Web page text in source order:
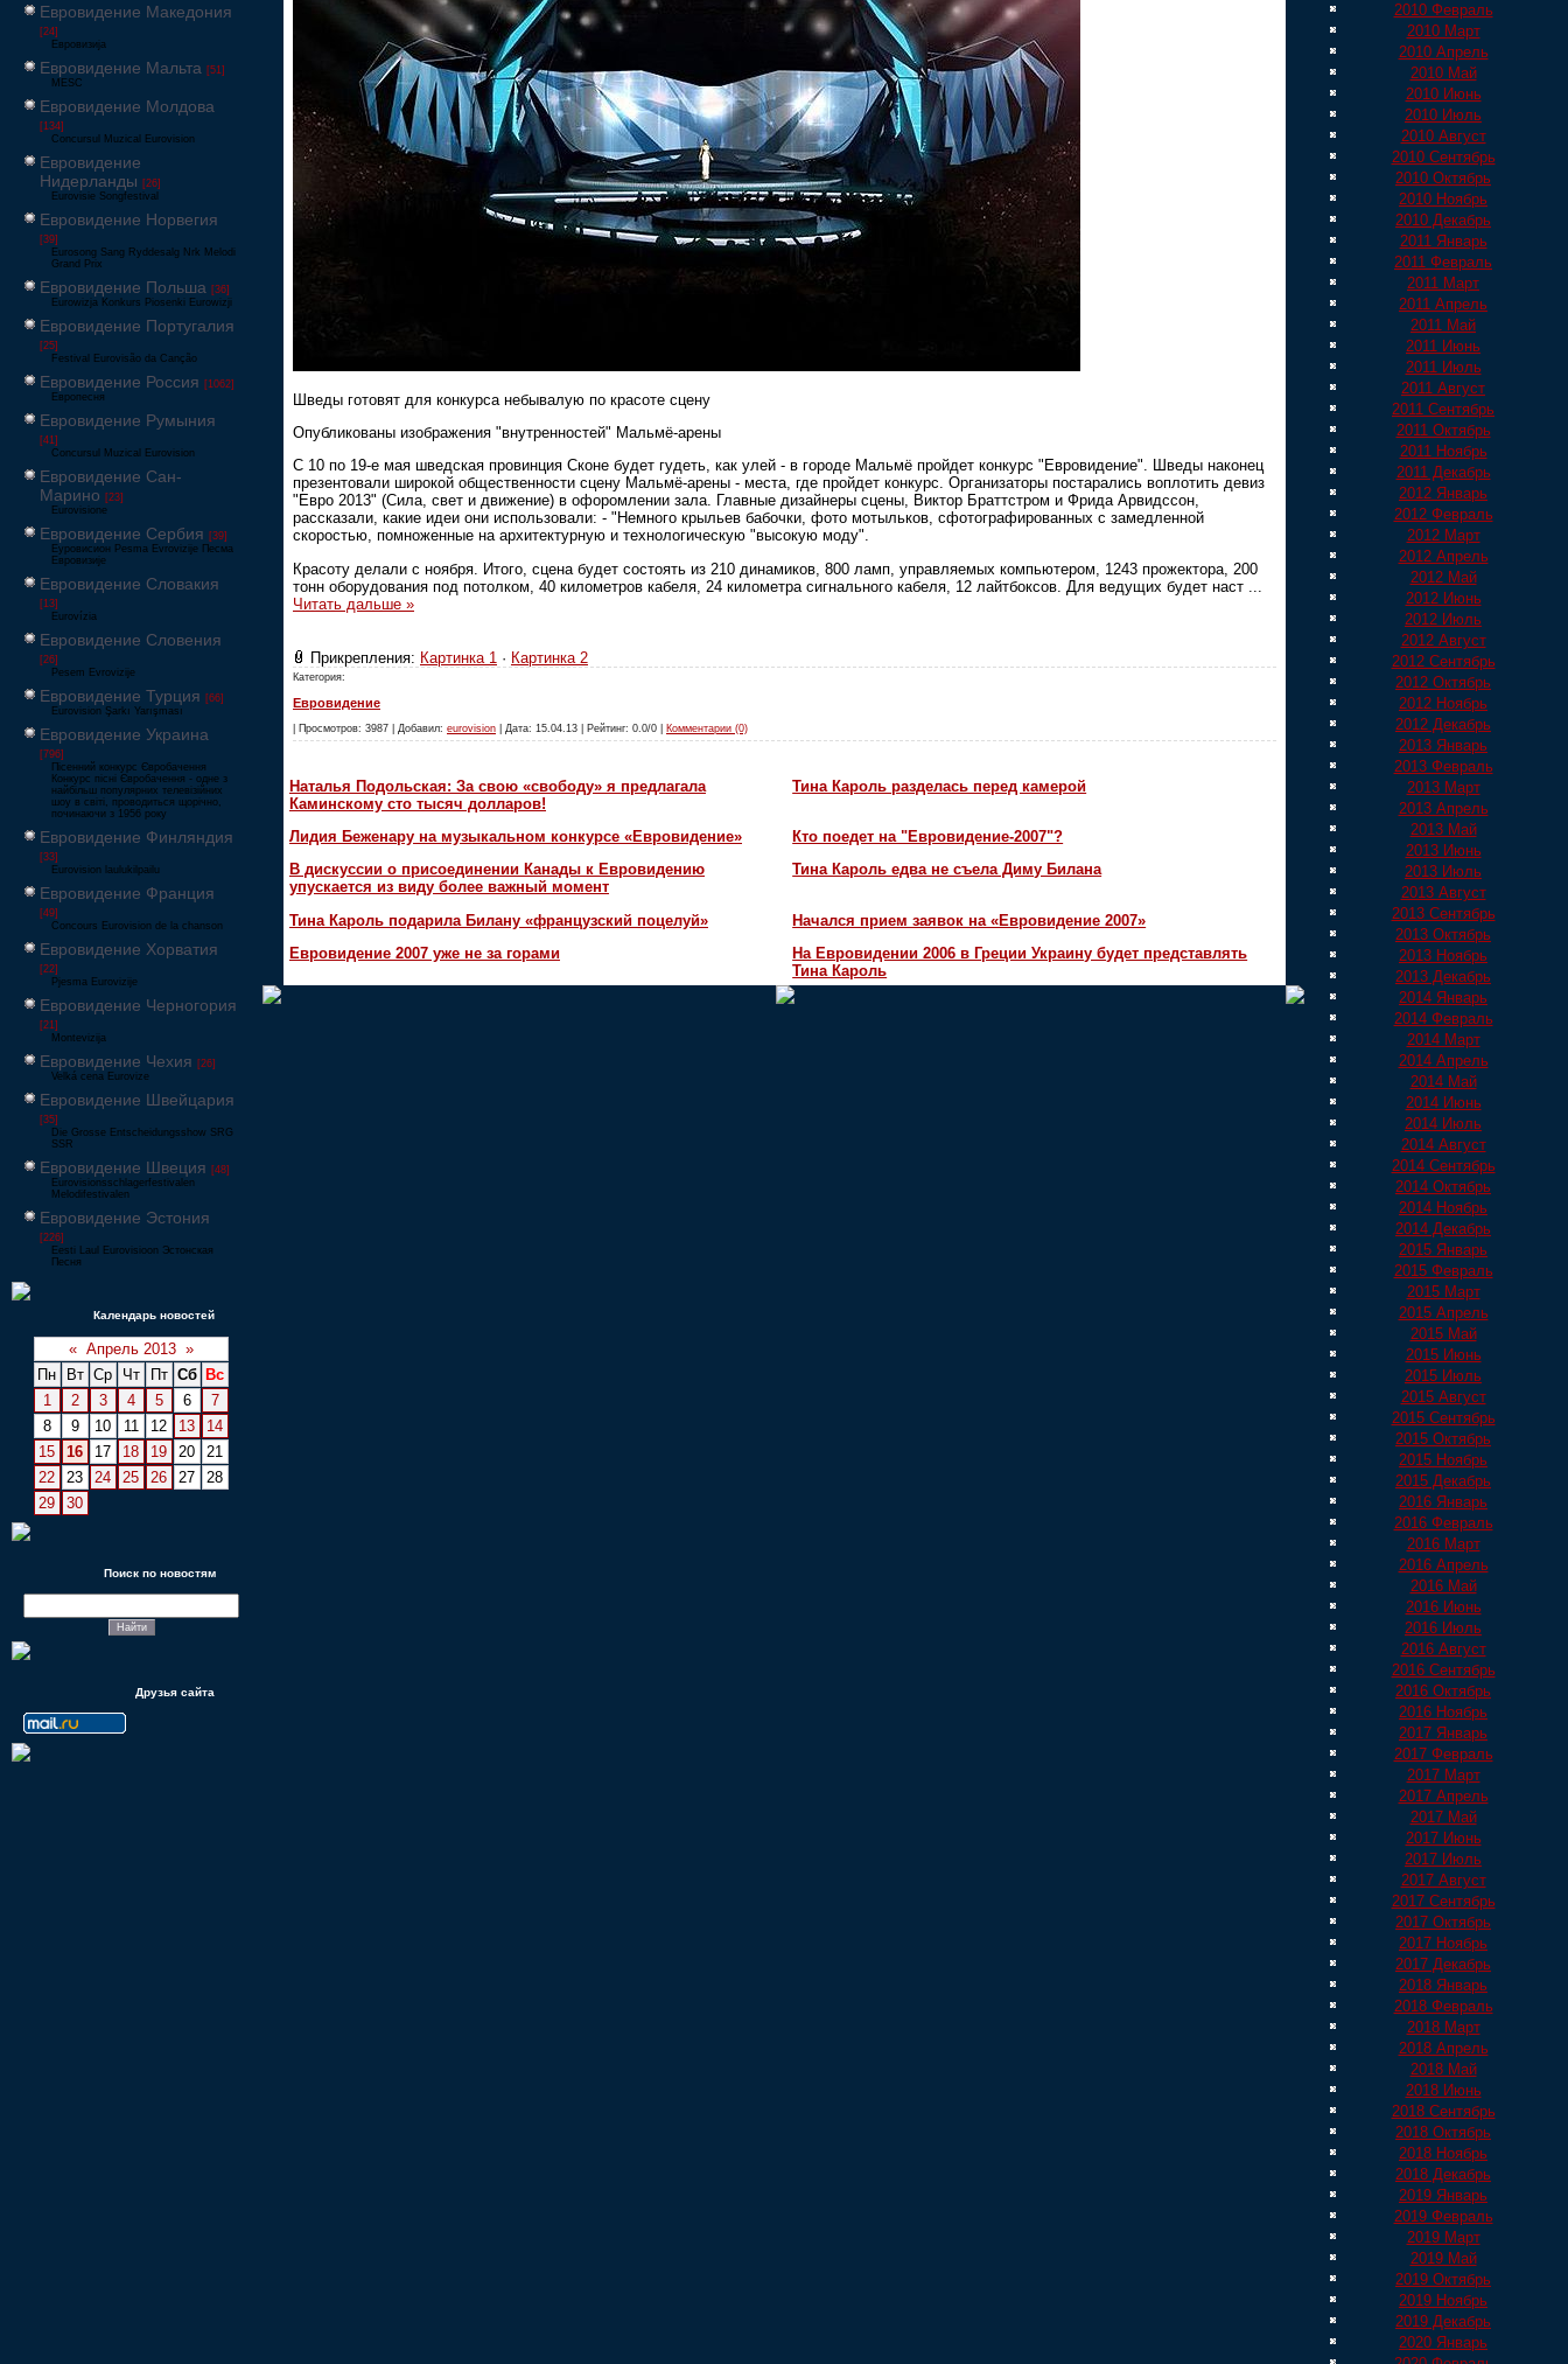
Евровидение Македония
[24]
Евровизија
Евровидение Мальта [51]
MESC
Евровидение Молдова
[134]
Concursul Muzical Eurovision
Евровидение
Нидерланды [26]
Eurovisie Songfestival
Евровидение Норвегия
[39]
Eurosong Sang Ryddesalg Nrk Melodi
Grand Prix
Евровидение Польша [36]
Eurowizja Konkurs Piosenki Eurowizji
Евровидение Португалия
[25]
Festival Eurovisão da Canção
Евровидение Россия [1062]
Европесня
Евровидение Румыния
[41]
Concursul Muzical Eurovision
Евровидение Сан-
Марино [23]
Eurovisione
Евровидение Сербия [39]
Еуровисион Pesma Evrovizije Песма
Евровизије
Евровидение Словакия
[13]
Eurovízia
Евровидение Словения
[26]
Pesem Evrovizije
Евровидение Турция [66]
Eurovision Şarkı Yarışması
Евровидение Украина
[796]
Пісенний конкурс Євробачення
Конкурс пісні Євробачення - одне з
найбільш популярних телевізійних
шоу в світі, проводиться щорічно,
починаючи з 1956 року
Евровидение Финляндия
[33]
Eurovision laulukilpailu
Евровидение Франция
[49]
Concours Eurovision de la chanson
Евровидение Хорватия
[22]
Pjesma Eurovizije
Евровидение Черногория
[21]
Montevizija
Евровидение Чехия [26]
Velká cena Eurovize
Евровидение Швейцария
[35]
Die Grosse Entscheidungsshow SRG
SSR
Евровидение Швеция [48]
Eurovisionsschlagerfestivalen
Melodifestivalen
Евровидение Эстония
[226]
Eesti Laul Eurovisioon Эстонская
Песня
Календарь новостей
« Апрель 2013 »
Пн
Вт Ср Чт Пт Сб
Вс
1
2 3 4 5 6
7
8
9 10 11 12 13
14
15
16 17 18 19 20
21
22
23 24 25 26 27
28
29
30
Поиск по новостям
Друзья сайта
Шведы готовят для конкурса небывалую по красоте сцену
Опубликованы изображения "внутренностей" Мальмё-арены
С 10 по 19-е мая шведская провинция Сконе будет гудеть, как улей - в городе Мальмё пройдет конкурс "Евровидение". Шведы наконец
презентовали широкой общественности сцену Мальмё-арены - места, где пройдет конкурс. Организаторы постарались воплотить девиз
"Евро 2013" (Сила, свет и движение) в офоромлении зала. Главные дизайнеры сцены, Виктор Браттстром и Фрида Арвидссон,
рассказали, какие идеи они использовали: - "Немного крыльев бабочки, фото мотыльков, сфотографированных с замедленной
скоростью, помноженные на архитектурную и технологическую "высокую моду".
Красоту делали с ноября. Итого, сцена будет состоять из 210 динамиков, 800 ламп, управляемых компьютером, 1243 прожектора, 200
тонн оборудования под потолком, 40 километров кабеля, 24 километра сигнального кабеля, 12 лайтбоксов. Для ведущих будет наст
Читать дальше »
Прикрепления: Картинка 1 · Картинка 2
Категория:
Евровидение
| Просмотров: 3987 | Добавил: eurovision | Дата: 15.04.13 | Рейтинг: 0.0/0 | Комментарии (0)
Наталья Подольская: За свою «свободу» я предлагала
Каминскому сто тысяч долларов!
Тина Кароль разделась перед камерой
Лидия Беженару на музыкальном конкурсе «Евровидение»
Кто поедет на "Евровидение-2007"?
В дискуссии о присоединении Канады к Евровидению
упускается из виду более важный момент
Тина Кароль едва не съела Диму Билана
Тина Кароль подарила Билану «французский поцелуй»
Начался прием заявок на «Евровидение 2007»
Евровидение 2007 уже не за горами
На Евровидении 2006 в Греции Украину будет представлять
Тина Кароль
2010 Февраль
2010 Март
2010 Апрель
2010 Май
2010 Июнь
2010 Июль
2010 Август
2010 Сентябрь
2010 Октябрь
2010 Ноябрь
2010 Декабрь
2011 Январь
2011 Февраль
2011 Март
2011 Апрель
2011 Май
2011 Июнь
2011 Июль
2011 Август
2011 Сентябрь
2011 Октябрь
2011 Ноябрь
2011 Декабрь
2012 Январь
2012 Февраль
2012 Март
2012 Апрель
2012 Май
2012 Июнь
2012 Июль
2012 Август
2012 Сентябрь
2012 Октябрь
2012 Ноябрь
2012 Декабрь
2013 Январь
2013 Февраль
2013 Март
2013 Апрель
2013 Май
2013 Июнь
2013 Июль
2013 Август
2013 Сентябрь
2013 Октябрь
2013 Ноябрь
2013 Декабрь
2014 Январь
2014 Февраль
2014 Март
2014 Апрель
2014 Май
2014 Июнь
2014 Июль
2014 Август
2014 Сентябрь
2014 Октябрь
2014 Ноябрь
2014 Декабрь
2015 Январь
2015 Февраль
2015 Март
2015 Апрель
2015 Май
2015 Июнь
2015 Июль
2015 Август
2015 Сентябрь
2015 Октябрь
2015 Ноябрь
2015 Декабрь
2016 Январь
2016 Февраль
2016 Март
2016 Апрель
2016 Май
2016 Июнь
2016 Июль
2016 Август
2016 Сентябрь
2016 Октябрь
2016 Ноябрь
2017 Январь
2017 Февраль
2017 Март
2017 Апрель
2017 Май
2017 Июнь
2017 Июль
2017 Август
2017 Сентябрь
2017 Октябрь
2017 Ноябрь
2017 Декабрь
2018 Январь
2018 Февраль
2018 Март
2018 Апрель
2018 Май
2018 Июнь
2018 Сентябрь
2018 Октябрь
2018 Ноябрь
2018 Декабрь
2019 Январь
2019 Февраль
2019 Март
2019 Май
2019 Октябрь
2019 Ноябрь
2019 Декабрь
2020 Январь